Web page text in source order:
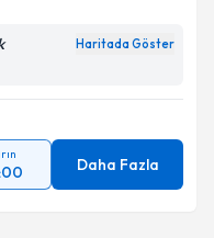
Haritada Göster
Daha Fazla